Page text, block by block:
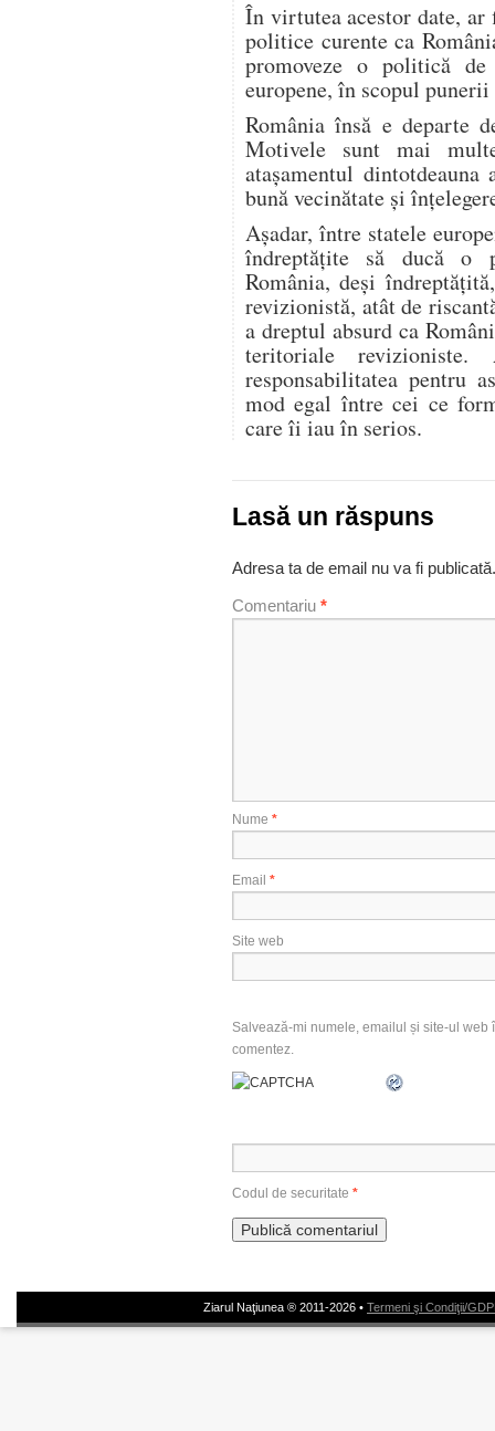
În virtutea acestor date,
politice curente ca
promoveze o politică
europene, în scopul
România însă e departe
Motivele sunt mai
ataşamentul
bună vecinătate şi
Aşadar, între statele
îndreptăţite să ducă o
România, deşi
revizionistă, atât de
a dreptul absurd ca
teritoriale
responsabilitatea pentru
mod egal între cei ce
care îi iau în serios.
Lasă un răspuns
Adresa ta de email nu va fi publicată.
Comentariu *
Nume *
Email *
Site web
Salvează-mi numele, emailul și site-ul
comentez.
Codul de securitate *
Ziarul Naţiunea ® 2011-2026 • Termeni şi Condiţii/